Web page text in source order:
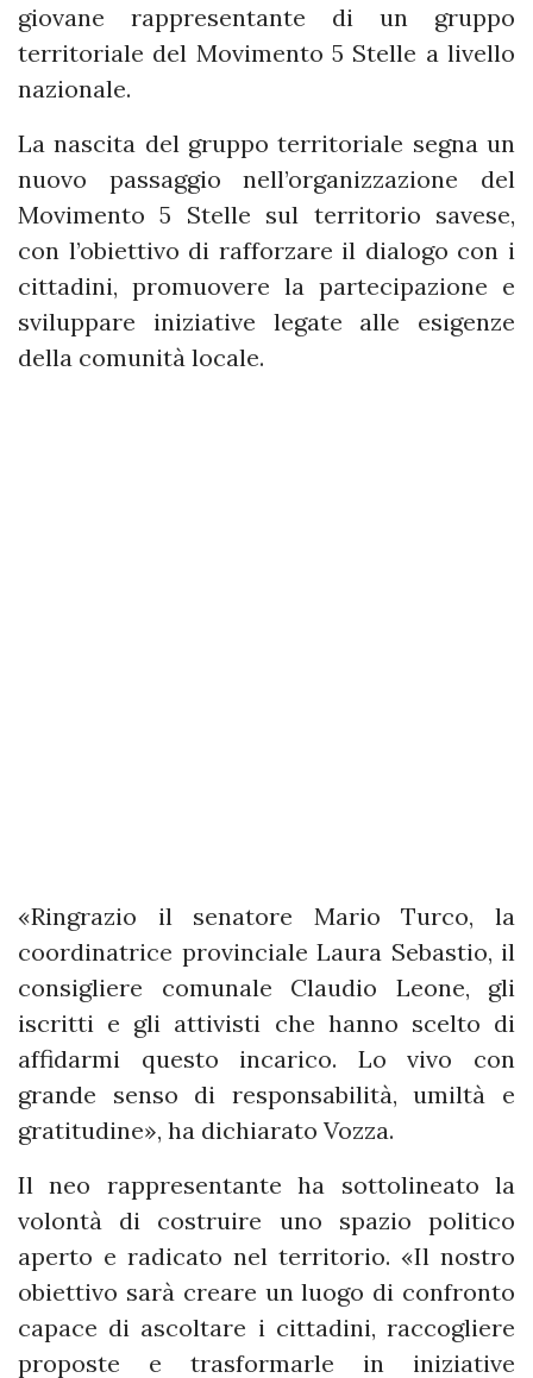
giovane rappresentante di un gruppo
territoriale del Movimento 5 Stelle a livello
nazionale.
La nascita del gruppo territoriale segna un
nuovo passaggio nell’organizzazione del
Movimento 5 Stelle sul territorio savese,
con l’obiettivo di rafforzare il dialogo con i
cittadini, promuovere la partecipazione e
sviluppare iniziative legate alle esigenze
della comunità locale.
«Ringrazio il senatore Mario Turco, la
coordinatrice provinciale Laura Sebastio, il
consigliere comunale Claudio Leone, gli
iscritti e gli attivisti che hanno scelto di
affidarmi questo incarico. Lo vivo con
grande senso di responsabilità, umiltà e
gratitudine», ha dichiarato Vozza.
Il neo rappresentante ha sottolineato la
volontà di costruire uno spazio politico
aperto e radicato nel territorio. «Il nostro
obiettivo sarà creare un luogo di confronto
capace di ascoltare i cittadini, raccogliere
proposte e trasformarle in iniziative